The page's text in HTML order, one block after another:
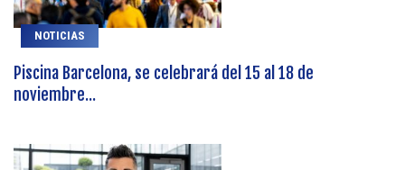
NOTICIAS
Piscina Barcelona, se celebrará del 15 al 18 de
noviembre...